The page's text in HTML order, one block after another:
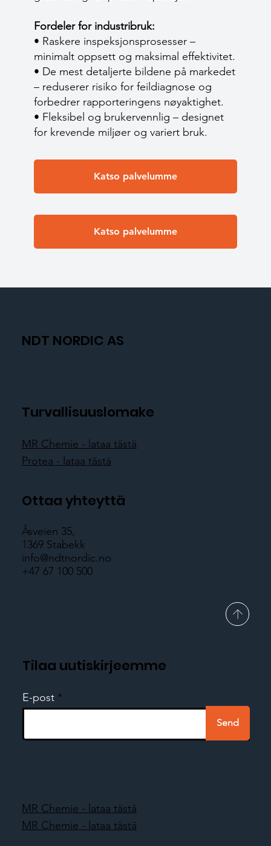
Fordeler for industribruk:
• Raskere inspeksjonsprosesser –
minimalt oppsett og maksimal effektivitet.
• De mest detaljerte bildene på markedet
– reduserer risiko for feildiagnose og
forbedrer rapporteringens nøyaktighet.
• Fleksibel og brukervennlig – designet
for krevende miljøer og variert bruk.
Katso palvelumme
Katso palvelumme
NDT NORDIC AS
Turvallisuuslomake
MR Chemie - lataa tästä
Protea - lataa tästä
Ottaa yhteyttä
Åsveien 35,
1369 Stabekk
info@ndtnordic.no
+47 67 100 500
Tilaa uutiskirjeemme
E-post
Send
MR Chemie - lataa tästä
MR Chemie - lataa tästä